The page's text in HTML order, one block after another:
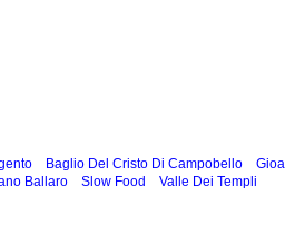
Baglio Del Cristo Di Campobello
Ballaro
Slow Food Valle Dei Templi